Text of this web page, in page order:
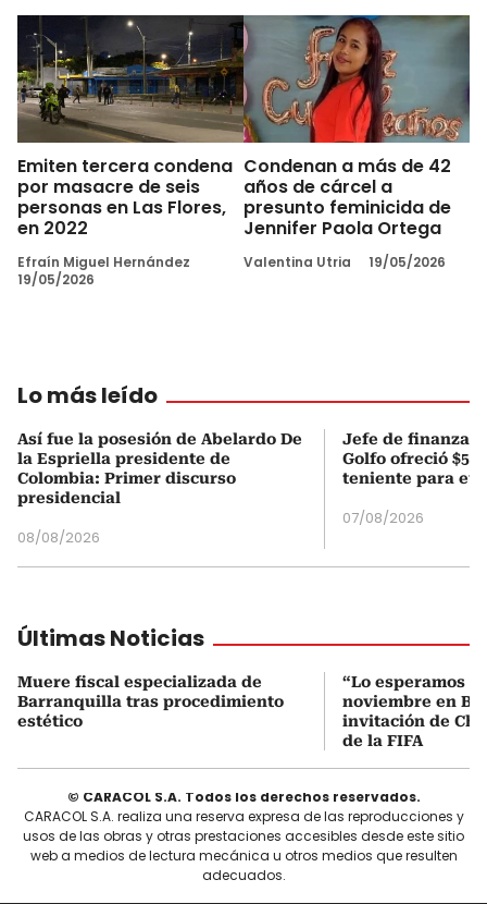
Emiten tercera condena
por masacre de seis
personas en Las Flores,
en 2022
Efraín Miguel Hernández
19/05/2026
Condenan a más de 42
años de cárcel a
presunto feminicida de
Jennifer Paola Ortega
Valentina Utria 19/05/2026
Lo más leído
Así fue la posesión de Abelardo De
la Espriella presidente de
Colombia: Primer discurso
presidencial
08/08/2026
Jefe de finanzas
Golfo ofreció
teniente para
07/08/2026
Últimas Noticias
Muere fiscal especializada de
Barranquilla tras procedimiento
estético
“Lo esperamos el
noviembre en
invitación de
de la FIFA
© CARACOL S.A. Todos los derechos reservados.
CARACOL S.A. realiza una reserva expresa de las reproducciones y
usos de las obras y otras prestaciones accesibles desde este sitio
web a medios de lectura mecánica u otros medios que resulten
adecuados.